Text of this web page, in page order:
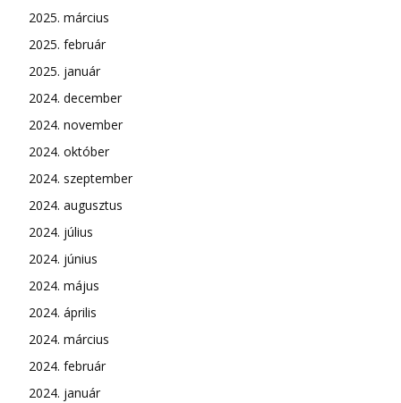
2025. március
2025. február
2025. január
2024. december
2024. november
2024. október
2024. szeptember
2024. augusztus
2024. július
2024. június
2024. május
2024. április
2024. március
2024. február
2024. január